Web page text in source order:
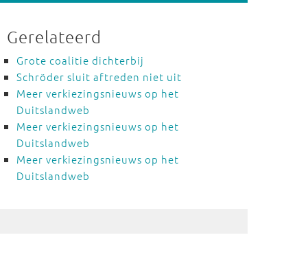
Gerelateerd
Grote coalitie dichterbij
Schröder sluit aftreden niet uit
Meer verkiezingsnieuws op het
Duitslandweb
Meer verkiezingsnieuws op het
Duitslandweb
Meer verkiezingsnieuws op het
Duitslandweb